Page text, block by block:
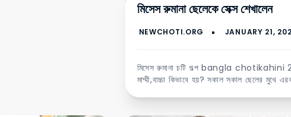
মিসেস রুমানা ছেলেকে সেক্স শেখালেন
মিসেস রুমানা চটি গল্প bangla chotikahini
মাম্মী,বাচ্চা কিভাবে হয়? সকাল সকাল ছেলের মুখে